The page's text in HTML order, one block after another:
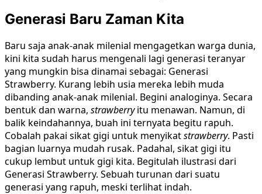
Generasi Baru Zaman Kita
Baru saja anak-anak milenial mengagetkan warga dunia,
kini kita sudah harus mengenali lagi generasi teranyar
yang mungkin bisa dinamai sebagai: Generasi
Strawberry. Kurang lebih usia mereka lebih muda
dibanding anak-anak milenial. Begini analoginya. Secara
bentuk dan warna, strawberryitu menawan. Namun, di
balik keindahannya, buah ini ternyata begitu rapuh.
Cobalah pakai sikat gigi untuk menyikatstrawberry. Pasti
bagian luarnya mudah rusak. Padahal, sikat gigi itu
cukup lembut untuk gigi kita. Begitulah ilustrasi dari
Generasi Strawberry. Sebuah turunan dari suatu
generasi yang rapuh, meski terlihat indah.